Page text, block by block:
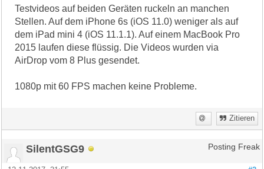
Testvideos auf beiden Geräten ruckeln an manchen
Stellen. Auf dem iPhone 6s (iOS 11.0) weniger als auf
dem iPad mini 4 (iOS 11.1.1). Auf einem MacBook Pro
2015 laufen diese flüssig. Die Videos wurden via
AirDrop vom 8 Plus gesendet.
1080p mit 60 FPS machen keine Probleme.
Zitieren
SilentGSG9 Posting Freak